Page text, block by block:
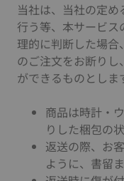
当社は、当社の定
行う等、本サービ
理的に判断した場
のご注文をお断り
ができるものとしま
商品は時計・
りした梱包の
返送の際、お
ように、書留